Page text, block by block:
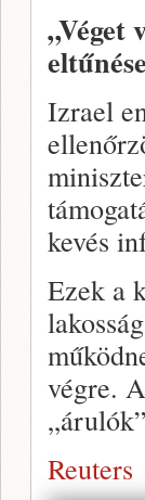
„Véget
Izrael
kevés
Ezek a
végre.
Reuters